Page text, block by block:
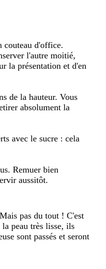
couteau d'office.
l'autre moitié,
la présentation et d'en
de la hauteur. Vous
absolument la
avec le sucre : cela
Remuer bien
aussitôt.
pas du tout ! C'est
peau très lisse, ils
sont passés et seront